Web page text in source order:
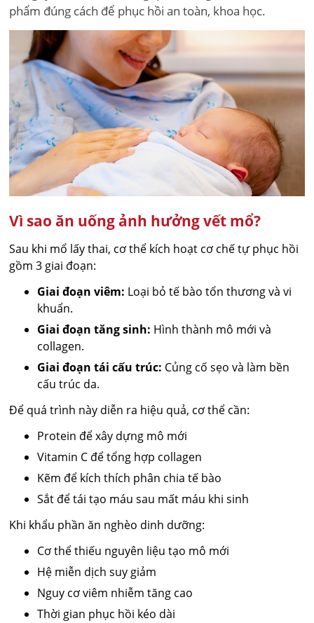
phẩm đúng cách để phục hồi an toàn, khoa học.
Vì sao ăn uống ảnh hưởng vết mổ?
Sau khi mổ lấy thai, cơ thể kích hoạt cơ chế tự phục hồi
gồm 3 giai đoạn:
Giai đoạn viêm: Loại bỏ tế bào tổn thương và vi
khuẩn.
Giai đoạn tăng sinh: Hình thành mô mới và
collagen.
Giai đoạn tái cấu trúc: Củng cố sẹo và làm bền
cấu trúc da.
Để quá trình này diễn ra hiệu quả, cơ thể cần:
Protein để xây dựng mô mới
Vitamin C để tổng hợp collagen
Kẽm để kích thích phân chia tế bào
Sắt để tái tạo máu sau mất máu khi sinh
Khi khẩu phần ăn nghèo dinh dưỡng:
Cơ thể thiếu nguyên liệu tạo mô mới
Hệ miễn dịch suy giảm
Nguy cơ viêm nhiễm tăng cao
Thời gian phục hồi kéo dài